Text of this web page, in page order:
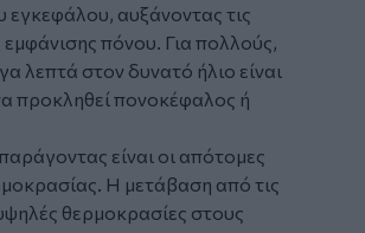
εγκεφάλου, αυξάνοντας τις
εμφάνισης πόνου. Για πολλούς,
λεπτά στον δυνατό ήλιο είναι
προκληθεί πονοκέφαλος ή
είναι οι απότομες
Η μετάβαση από τις
θερμοκρασίες στους